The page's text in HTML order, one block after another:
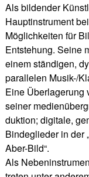
Als bildender
Hauptinstrument
Möglichkeiten für
Entstehung. Seine
einem ständigen,
parallelen Musik-/
Eine Überlagerung
seiner
duktion; digitale,
Bindeglieder in der
Aber-Bild“.
Als